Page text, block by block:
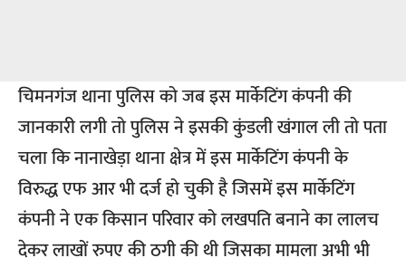
चिमनगंज थाना पुलिस को जब इस मार्केटिंग कंपनी की
जानकारी लगी तो पुलिस ने इसकी कुंडली खंगाल ली तो पता
चला कि नानाखेड़ा थाना क्षेत्र में इस मार्केटिंग कंपनी के
विरुद्ध एफ आर भी दर्ज हो चुकी है जिसमें इस मार्केटिंग
कंपनी ने एक किसान परिवार को लखपति बनाने का लालच
देकर लाखों रुपए की ठगी की थी जिसका मामला अभी भी